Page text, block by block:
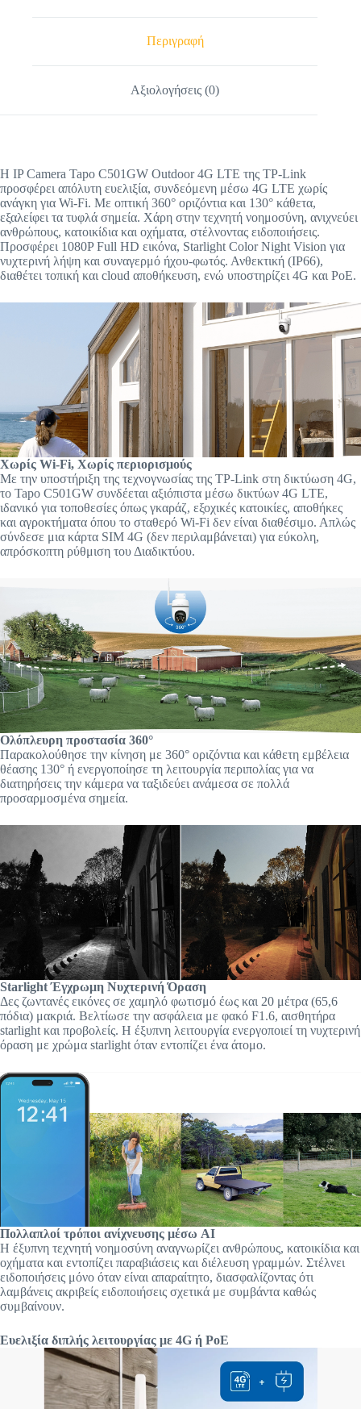
Περιγραφή
Αξιολογήσεις (0)
Η IP Camera Tapo C501GW Outdoor 4G LTE της TP-Link
προσφέρει απόλυτη ευελιξία, συνδεόμενη μέσω 4G LTE χωρίς
ανάγκη για Wi-Fi. Με οπτική 360° οριζόντια και 130° κάθετα,
εξαλείφει τα τυφλά σημεία. Χάρη στην τεχνητή νοημοσύνη, ανιχνεύει
ανθρώπους, κατοικίδια και οχήματα, στέλνοντας ειδοποιήσεις.
Προσφέρει 1080P Full HD εικόνα, Starlight Color Night Vision για
νυχτερινή λήψη και συναγερμό ήχου-φωτός. Ανθεκτική (IP66),
διαθέτει τοπική και cloud αποθήκευση, ενώ υποστηρίζει 4G και PoE.
Χωρίς Wi-Fi, Χωρίς περιορισμούς
Με την υποστήριξη της τεχνογνωσίας της TP-Link στη δικτύωση 4G,
το Tapo C501GW συνδέεται αξιόπιστα μέσω δικτύων 4G LTE,
ιδανικό για τοποθεσίες όπως γκαράζ, εξοχικές κατοικίες, αποθήκες
και αγροκτήματα όπου το σταθερό Wi-Fi δεν είναι διαθέσιμο. Απλώς
σύνδεσε μια κάρτα SIM 4G (δεν περιλαμβάνεται) για εύκολη,
απρόσκοπτη ρύθμιση του Διαδικτύου.
Ολόπλευρη προστασία 360°
Παρακολούθησε την κίνηση με 360° οριζόντια και κάθετη εμβέλεια
θέασης 130° ή ενεργοποίησε τη λειτουργία περιπολίας για να
διατηρήσεις την κάμερα να ταξιδεύει ανάμεσα σε πολλά
προσαρμοσμένα σημεία.
Starlight Έγχρωμη Νυχτερινή Όραση
Δες ζωντανές εικόνες σε χαμηλό φωτισμό έως και 20 μέτρα (65,6
πόδια) μακριά. Βελτίωσε την ασφάλεια με φακό F1.6, αισθητήρα
starlight και προβολείς. Η έξυπνη λειτουργία ενεργοποιεί τη νυχτερινή
όραση με χρώμα starlight όταν εντοπίζει ένα άτομο.
Πολλαπλοί τρόποι ανίχνευσης μέσω AI
Η έξυπνη τεχνητή νοημοσύνη αναγνωρίζει ανθρώπους, κατοικίδια και
οχήματα και εντοπίζει παραβιάσεις και διέλευση γραμμών. Στέλνει
ειδοποιήσεις μόνο όταν είναι απαραίτητο, διασφαλίζοντας ότι
λαμβάνεις ακριβείς ειδοποιήσεις σχετικά με συμβάντα καθώς
συμβαίνουν.
Ευελιξία διπλής λειτουργίας με 4G ή PoE